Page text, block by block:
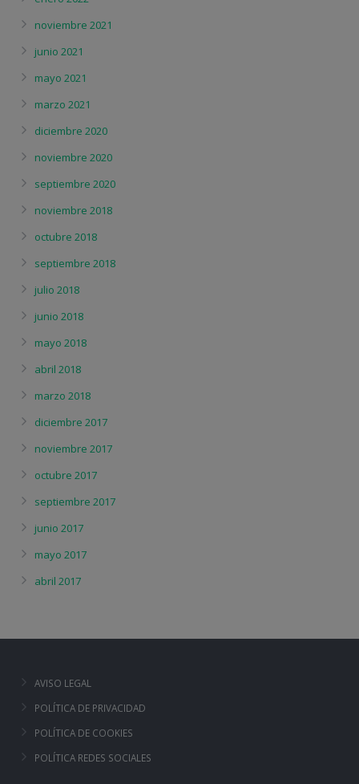
noviembre 2021
junio 2021
mayo 2021
marzo 2021
diciembre 2020
noviembre 2020
septiembre 2020
noviembre 2018
octubre 2018
septiembre 2018
julio 2018
junio 2018
mayo 2018
abril 2018
marzo 2018
diciembre 2017
noviembre 2017
octubre 2017
septiembre 2017
junio 2017
mayo 2017
abril 2017
AVISO LEGAL
POLÍTICA DE PRIVACIDAD
POLÍTICA DE COOKIES
POLÍTICA REDES SOCIALES